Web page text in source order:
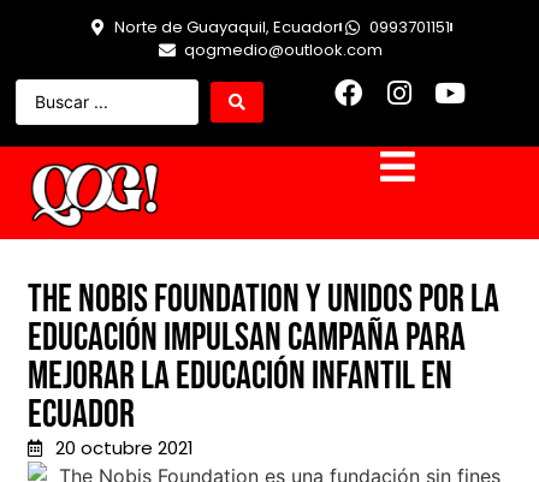
Norte de Guayaquil, Ecuador
0993701151
qogmedio@outlook.com
The Nobis Foundation y Unidos por la
Educación impulsan campaña para
mejorar la educación infantil en
Ecuador
20 octubre 2021